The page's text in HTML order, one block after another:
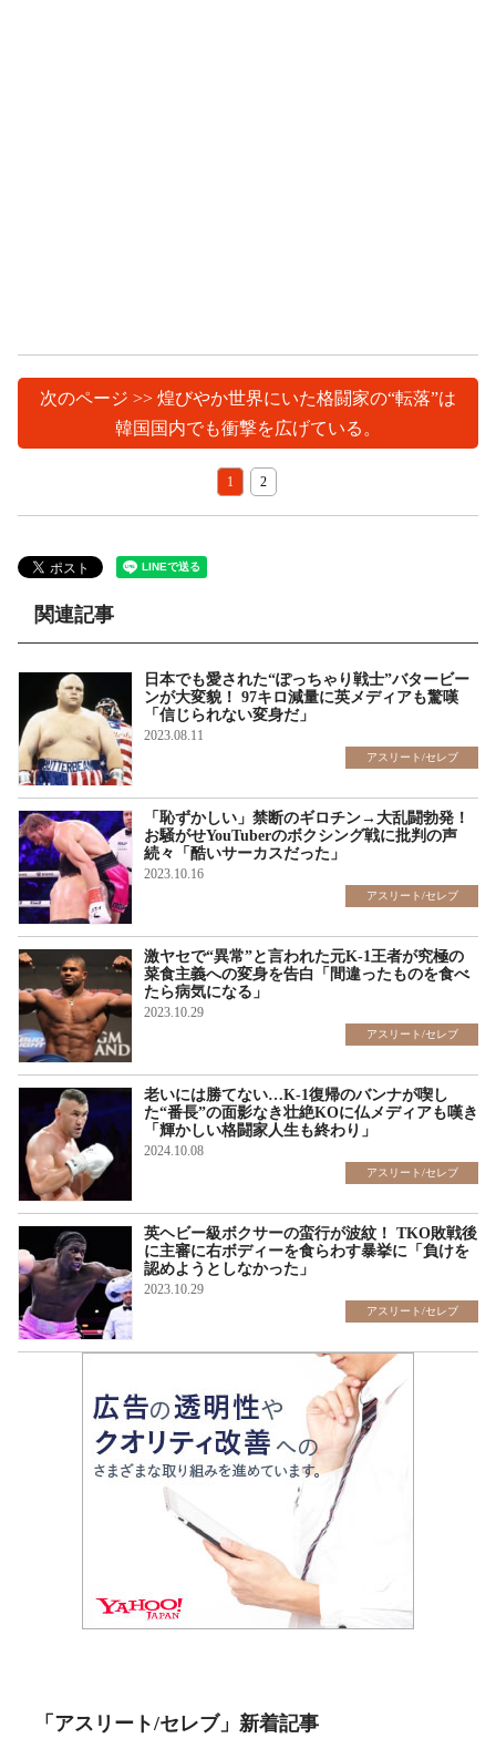
次のページ >> 煌びやか世界にいた格闘家の“転落”は
韓国国内でも衝撃を広げている。
1 2
関連記事
日本でも愛された“ぽっちゃり戦士”バタービー
ンが大変貌！ 97キロ減量に英メディアも驚嘆
「信じられない変身だ」
2023.08.11
アスリート/セレブ
「恥ずかしい」禁断のギロチン→大乱闘勃発！
お騒がせYouTuberのボクシング戦に批判の声
続々「酷いサーカスだった」
2023.10.16
アスリート/セレブ
激ヤセで“異常”と言われた元K-1王者が究極の
菜食主義への変身を告白「間違ったものを食べ
たら病気になる」
2023.10.29
アスリート/セレブ
老いには勝てない…K-1復帰のバンナが喫し
た“番長”の面影なき壮絶KOに仏メディアも嘆き
「輝かしい格闘家人生も終わり」
2024.10.08
アスリート/セレブ
英ヘビー級ボクサーの蛮行が波紋！ TKO敗戦後
に主審に右ボディーを食らわす暴挙に「負けを
認めようとしなかった」
2023.10.29
アスリート/セレブ
「アスリート/セレブ」新着記事